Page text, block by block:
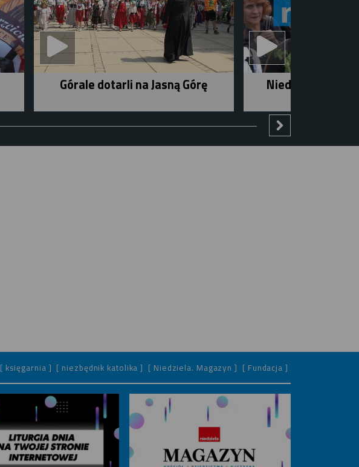
Górale dotarli na Jasną Górę Niedziela w
[ księgarnia ] [ niezbędnik katolika ] [ Niedziela. Magazyn ] [ Fundacja ]